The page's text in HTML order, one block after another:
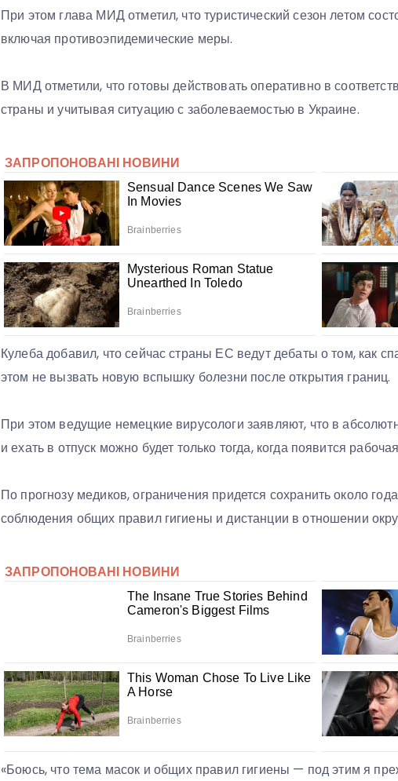
При этом глава МИД отметил, что туристический сезон летом
включая противоэпидемические меры.
В МИД отметили, что готовы действовать оперативно в
страны и учитывая ситуацию с заболеваемостью в Украине.
Кулеба добавил, что сейчас страны ЕС ведут дебаты о том, как
этом не вызвать новую вспышку болезни после открытия границ.
При этом ведущие немецкие вирусологи заявляют, что в
и ехать в отпуск можно будет только тогда, когда появится
По прогнозу медиков, ограничения придется сохранить около
соблюдения общих правил гигиены и дистанции в отношении
«Боюсь, что тема масок и общих правил гигиены — под этим я